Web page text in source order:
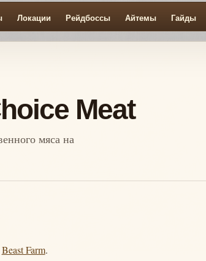
Локации Рейдбоссы Айтемы Гайды
Meat
мяса на
Beast Farm.